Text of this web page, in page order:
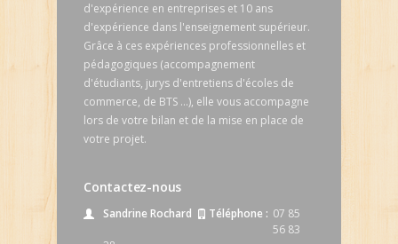
d'expérience en entreprises et 10 ans
d'expérience dans l'enseignement supérieur.
Grâce à ces expériences professionnelles et
pédagogiques (accompagnement
d'étudiants, jurys d'entretiens d'écoles de
commerce, de BTS ...), elle vous accompagne
lors de votre bilan et de la mise en place de
votre projet.
Contactez-nous
Sandrine Rochard Téléphone : 07 85
56 83